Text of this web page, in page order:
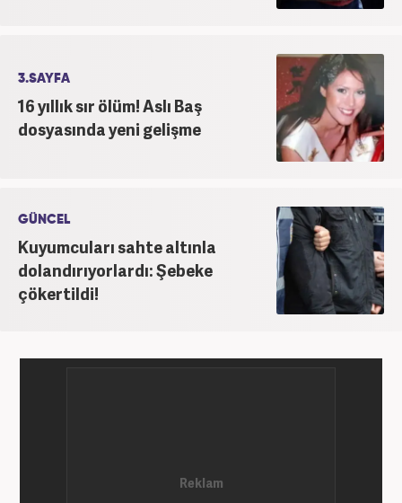
3.SAYFA
16 yıllık sır ölüm! Aslı Baş
dosyasında yeni gelişme
GÜNCEL
Kuyumcuları sahte altınla
dolandırıyorlardı: Şebeke
çökertildi!